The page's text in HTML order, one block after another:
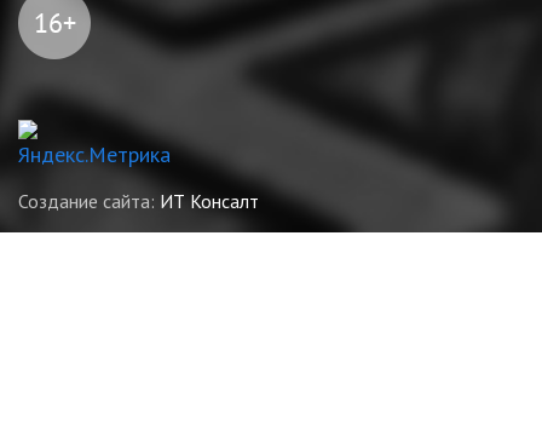
Создание сайта: ИТ Консалт